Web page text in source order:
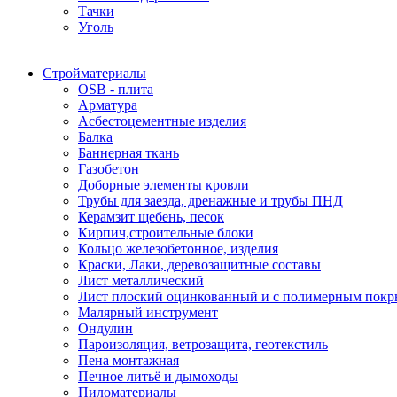
Тачки
Уголь
Стройматериалы
OSB - плита
Арматура
Асбестоцементные изделия
Балка
Баннерная ткань
Газобетон
Доборные элементы кровли
Трубы для заезда, дренажные и трубы ПНД
Керамзит щебень, песок
Кирпич,строительные блоки
Кольцо железобетонное, изделия
Краски, Лаки, деревозащитные составы
Лист металлический
Лист плоский оцинкованный и с полимерным
Малярный инструмент
Ондулин
Пароизоляция, ветрозащита, геотекстиль
Пена монтажная
Печное литьё и дымоходы
Пиломатериалы